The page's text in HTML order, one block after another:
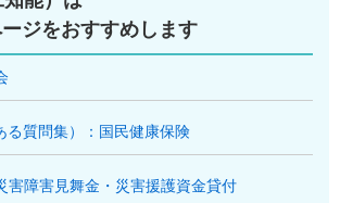
ジをおすすめします
る質問集）：国民健康保険
害障害見舞金・災害援護資金貸付